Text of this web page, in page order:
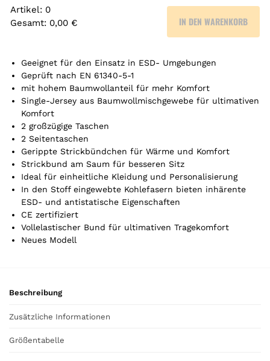
Artikel: 0
Gesamt: 0,00 €
r
t
i
k
l
.
Y
o
u
s
,
0
IN DEN WARENKORB
Geeignet für den Einsatz in ESD- Umgebungen
Geprüft nach EN 61340-5-1
mit hohem Baumwollanteil für mehr Komfort
Single-Jersey aus Baumwollmischgewebe für ultimativen
Komfort
2 großzügige Taschen
2 Seitentaschen
Gerippte Strickbündchen für Wärme und Komfort
Strickbund am Saum für besseren Sitz
Ideal für einheitliche Kleidung und Personalisierung
In den Stoff eingewebte Kohlefasern bieten inhärente
ESD- und antistatische Eigenschaften
CE zertifiziert
Vollelastischer Bund für ultimativen Tragekomfort
Neues Modell
Beschreibung
Zusätzliche Informationen
Größentabelle